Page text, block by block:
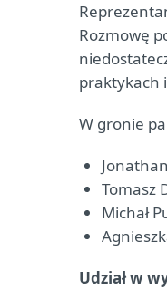
Rozmowę
praktykach
W gronie
Tomasz
Michał
Udział w